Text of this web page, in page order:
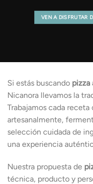
VEN A DISFRUTAR
Si estás buscando pizza
Nicanora llevamos la
Trabajamos cada receta
artesanalmente,
selección cuidada de
una experiencia
Nuestra propuesta de
técnica, producto y